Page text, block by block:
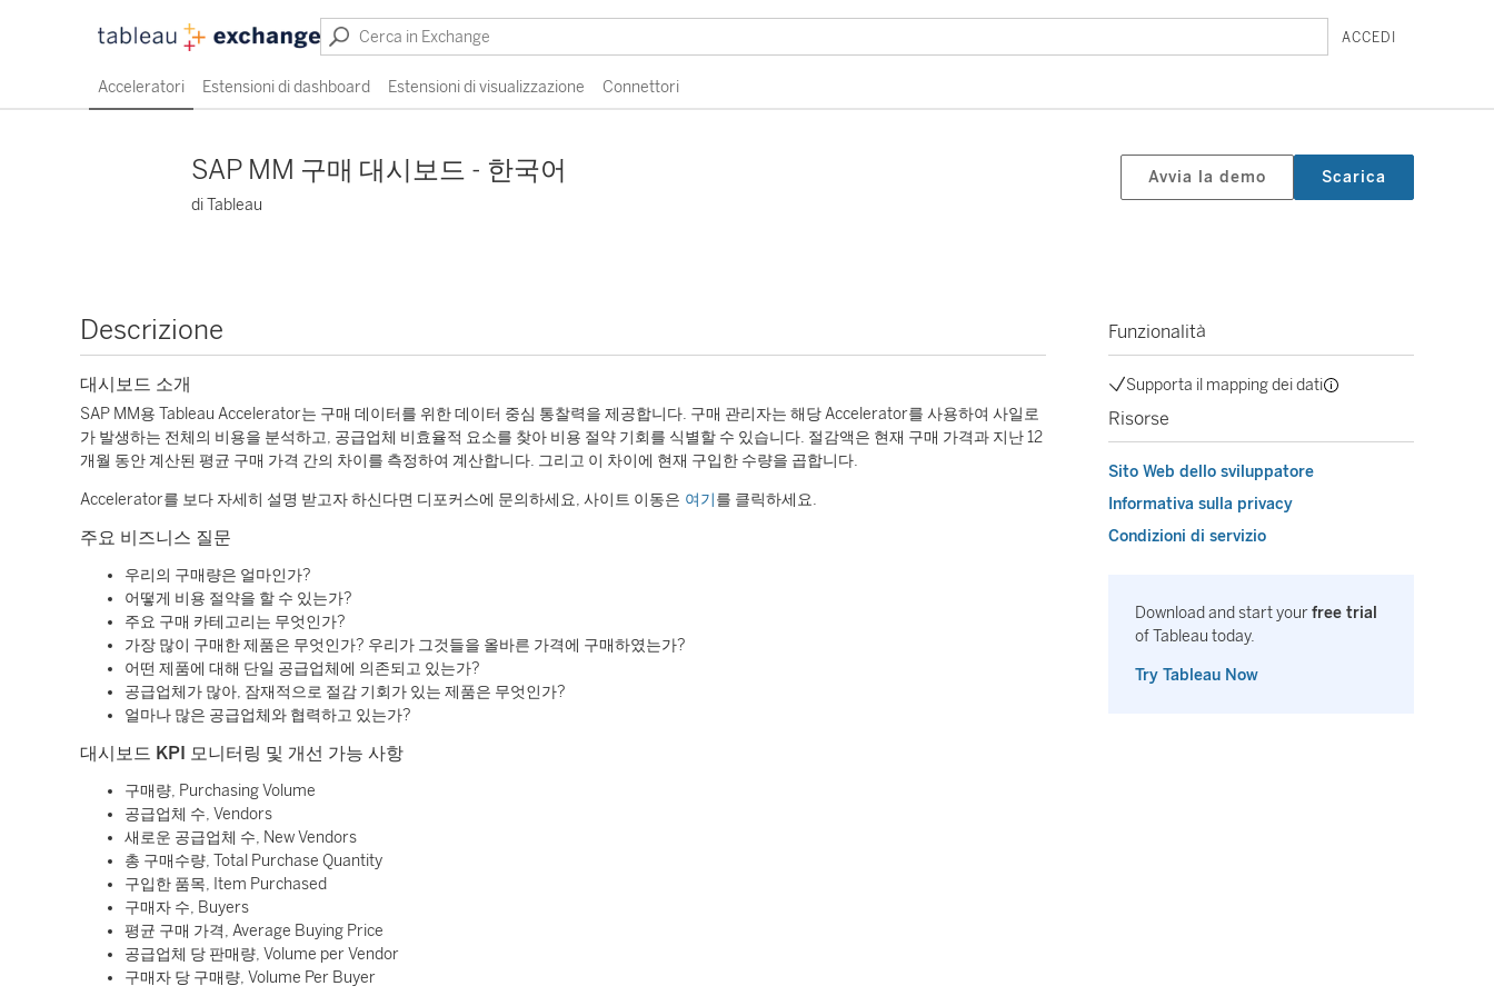
ACCEDI
Acceleratori Estensioni di dashboard Estensioni di visualizzazione Connettori
SAP MM 구매 대시보드 - 한국어
di Tableau
Avvia la demo Scarica
Descrizione
대시보드 소개
SAP MM용 Tableau Accelerator는 구매 데이터를 위한 데이터 중심 통찰력을 제공합니다. 구매 관리자는 해당 Accelerator를 사용하여 사일로
가 발생하는 전체의 비용을 분석하고, 공급업체 비효율적 요소를 찾아 비용 절약 기회를 식별할 수 있습니다. 절감액은 현재 구매 가격과 지난 12
개월 동안 계산된 평균 구매 가격 간의 차이를 측정하여 계산합니다. 그리고 이 차이에 현재 구입한 수량을 곱합니다.
Accelerator를 보다 자세히 설명 받고자 하신다면 디포커스에 문의하세요, 사이트 이동은 여기를 클릭하세요.
주요 비즈니스 질문
우리의 구매량은 얼마인가?
어떻게 비용 절약을 할 수 있는가?
주요 구매 카테고리는 무엇인가?
가장 많이 구매한 제품은 무엇인가? 우리가 그것들을 올바른 가격에 구매하였는가?
어떤 제품에 대해 단일 공급업체에 의존되고 있는가?
공급업체가 많아, 잠재적으로 절감 기회가 있는 제품은 무엇인가?
얼마나 많은 공급업체와 협력하고 있는가?
대시보드 KPI 모니터링 및 개선 가능 사항
구매량, Purchasing Volume
공급업체 수, Vendors
새로운 공급업체 수, New Vendors
총 구매수량, Total Purchase Quantity
구입한 품목, Item Purchased
구매자 수, Buyers
평균 구매 가격, Average Buying Price
공급업체 당 판매량, Volume per Vendor
구매자 당 구매량, Volume Per Buyer
Funzionalità
Supporta il mapping dei dati
Risorse
Sito Web dello sviluppatore
Informativa sulla privacy
Condizioni di servizio
Download and start yourfree trial
of Tableau today.
Try Tableau Now